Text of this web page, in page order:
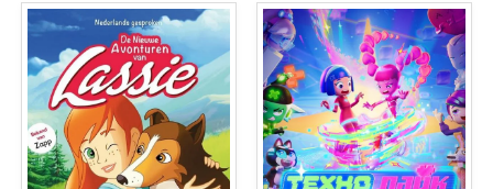
Т.С. Cтруґачка (укр.), Baibako
(укр), Укр. Одноголосий,
Колодій Трейлерів, Укр. Проф.
багатоголосий, 1WinStudio, LE-
Production, Рус. Люб.
одноголосый, Syncmer, HBO
Max (укр)